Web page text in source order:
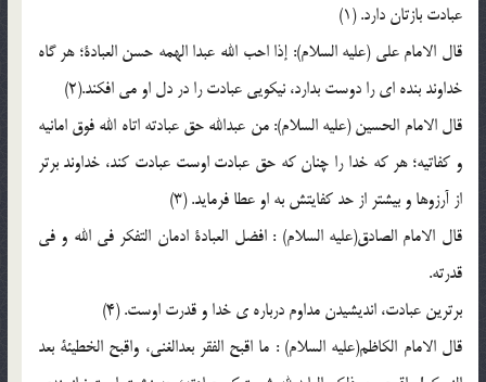
عبادت بازتان دارد. (1)
قال الامام علی (علیه السلام): إذا احب الله عبدا الهمه حسن العبادة؛ هر گاه
خداوند بنده ای را دوست بدارد، نیکویی عبادت را در دل او می افکند.(2)
قال الامام الحسین (علیه السلام): من عبدالله حق عبادته اتاه الله فوق امانیه
و کفاتیه؛ هر که خدا را چنان که حق عبادت اوست عبادت کند، خداوند برتر
از آرزوها و بیشتر از حد کفایتش به او عطا فرماید. (3)
قال الامام الصادق(علیه السلام) : افضل العبادة ادمان التفکر فی الله و فی
قدرته.
برترین عبادت، اندیشیدن مداوم درباره ی خدا و قدرت اوست. (4)
قال الامام الکاظم(علیه السلام) : ما اقبح الفقر بعدالغنی، واقبح الخطیئة بعد